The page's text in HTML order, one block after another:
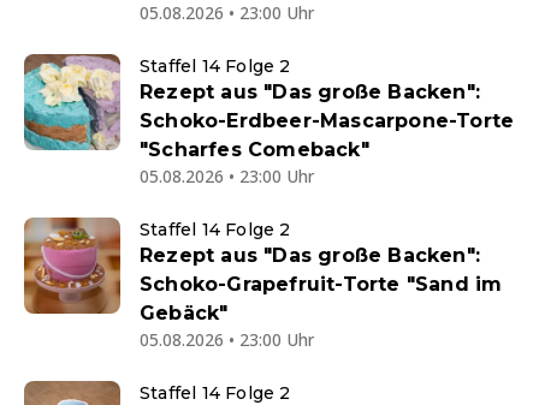
05.08.2026 • 23:00 Uhr
Staffel 14 Folge 2
Rezept aus "Das große Backen":
Schoko-Erdbeer-Mascarpone-Torte
"Scharfes Comeback"
05.08.2026 • 23:00 Uhr
Staffel 14 Folge 2
Rezept aus "Das große Backen":
Schoko-Grapefruit-Torte "Sand im
Gebäck"
05.08.2026 • 23:00 Uhr
Staffel 14 Folge 2